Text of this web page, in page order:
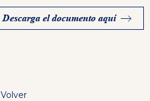
Descarga el documento aquí
Volver